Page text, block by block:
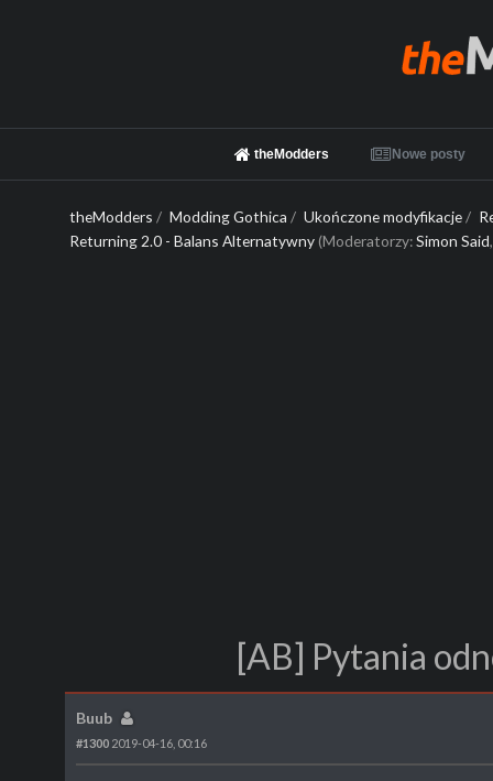
theModders Nowe posty
theModders / Modding Gothica / Ukończone modyfikacje/
Returning 2.0 - Balans Alternatywny(Moderatorzy:Simon Said
[AB] Pytania
Buub
#1300 2019-04-16, 00:16